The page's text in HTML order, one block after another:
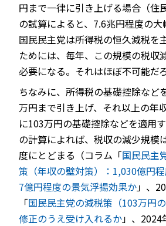
円まで一律に引き上げる場合（住
の試算によると、7.6兆円程度の大
国民民主党は所得税の恒久減税を
ためには、毎年、この規模の税収
必要になる。それはほぼ不可能だろ
ちなみに、所得税の基礎控除など
万円まで引き上げ、それ以上の年
に103万円の基礎控除などを適用
の計算によれば、税収の減少規模
度にとどまる（コラム「国民民主
策（年収の壁対策）：1,030億円
7億円程度の景気浮揚効果か」、
「国民民主党の減税策（103万円
修正のうえ受け入れるか」、2024